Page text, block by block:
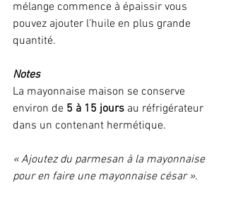
mélange commence à épaissir vous
pouvez ajouter l’huile en plus grande
quantité.
Notes
La mayonnaise maison se conserve
environ de 5 à 15 jours au réfrigérateur
dans un contenant hermétique.
« Ajoutez du parmesan à la mayonnaise
pour en faire une mayonnaise césar ».